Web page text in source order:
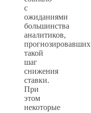
с
ожиданиями
большинства
аналитиков,
прогнозировавших
такой
шаг
снижения
ставки.
При
этом
некоторые